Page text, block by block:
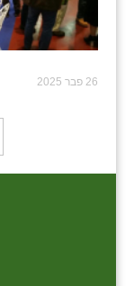
26 פבר 2025